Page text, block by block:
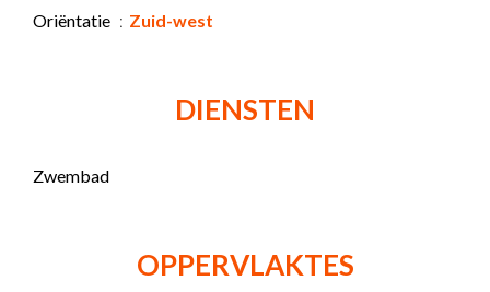
Oriëntatie Zuid-west
DIENSTEN
Zwembad
OPPERVLAKTES